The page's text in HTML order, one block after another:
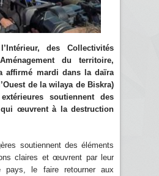
des Collectivités
du territoire,
affirmé mardi dans la daïra
de la wilaya de Biskra)
soutiennent des
œuvrent à la destruction
soutiennent des éléments
claires et œuvrent par leur
pays, le faire retourner aux